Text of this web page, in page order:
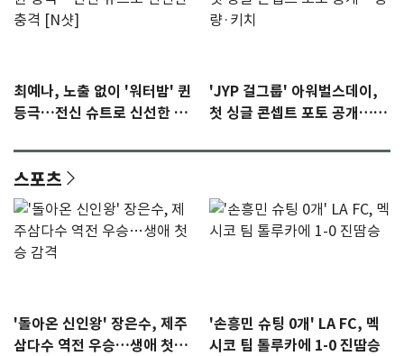
최예나, 노출 없이 '워터밤' 퀸
등극…전신 슈트로 신선한 충
'JYP 걸그룹' 아워벌스데이,
첫 싱글 콘셉트 포토 공개…청
스포츠
'돌아온 신인왕' 장은수, 제주
삼다수 역전 우승…생애 첫승
'손흥민 슈팅 0개' LA FC, 멕
시코 팀 톨루카에 1-0 진땀승